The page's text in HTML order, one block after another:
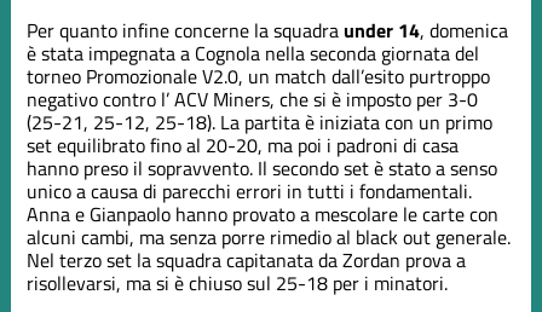
Per quanto infine concerne la squadraunder 14, domenica
è stata impegnata a Cognola nella seconda giornata del
torneo Promozionale V2.0, un match dall’esito purtroppo
negativo contro l’ ACV Miners, che si è imposto per 3-0
(25-21, 25-12, 25-18). La partita è iniziata con un primo
set equilibrato fino al 20-20, ma poi i padroni di casa
hanno preso il sopravvento. Il secondo set è stato a senso
unico a causa di parecchi errori in tutti i fondamentali.
Anna e Gianpaolo hanno provato a mescolare le carte con
alcuni cambi, ma senza porre rimedio al black out generale.
Nel terzo set la squadra capitanata da Zordan prova a
risollevarsi, ma si è chiuso sul 25-18 per i minatori.